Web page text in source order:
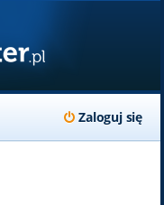
Zaloguj się